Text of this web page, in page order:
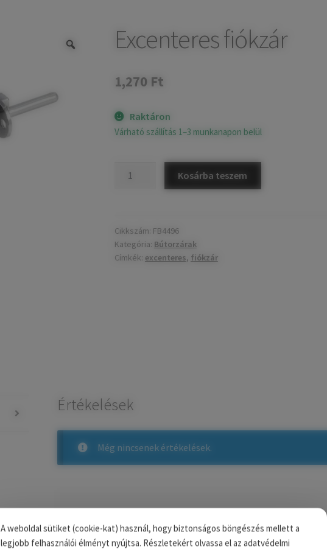
Excenteres fiókzár
1,270 Ft
Raktáron
Várható szállítás 1–3 munkanapon belül
Kosárba teszem
Cikkszám: FB4496
Kategória: Bútorzárak
Címkék: excenteres, fiókzár
Értékelések
Még nincsenek értékelések.
Az e-mail címet nem tesszük közzé. A kötelező mezőket
A weboldal sütiket (cookie-kat) használ, hogy biztonságos böngészés mellett a
legjobb felhasználói élményt nyújtsa. Részletekért olvassa el az adatvédelmi